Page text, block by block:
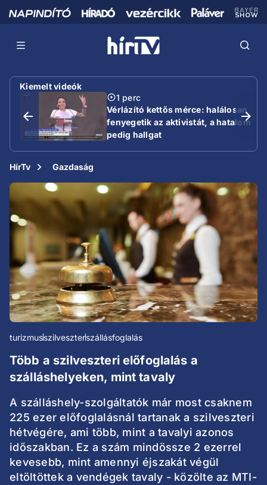
Kiemelt videók
1 perc
Vérlázító kettős mérce: halálosan
fenyegetik az aktivistát, a hatalom
pedig hallgat
HírTv Gazdaság
turizmusszilveszterszállásfoglalás
Több a szilveszteri előfoglalás a
szálláshelyeken, mint tavaly
A szálláshely-szolgáltatók már most csaknem
225 ezer előfoglalásnál tartanak a szilveszteri
hétvégére, ami több, mint a tavalyi azonos
időszakban. Ez a szám mindössze 2 ezerrel
kevesebb, mint amennyi éjszakát végül
eltöltöttek a vendégek tavaly - közölte az MTI-